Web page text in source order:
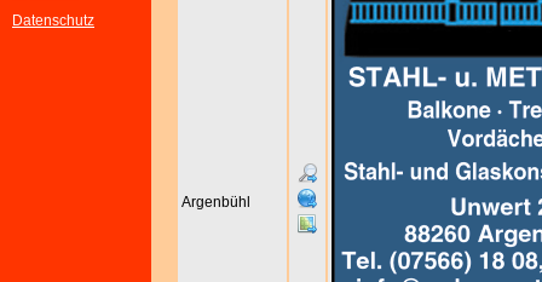
Datenschutz
Argenbühl